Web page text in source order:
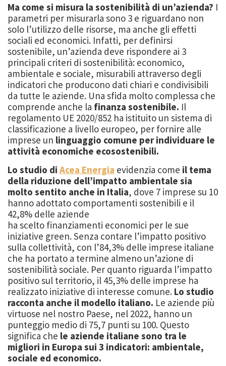
Ma come si misura la sostenibilità di un’azienda? I
parametri per misurarla sono 3 e riguardano non
solo l’utilizzo delle risorse, ma anche gli effetti
sociali ed economici. Infatti, per definirsi
sostenibile, un’azienda deve rispondere ai 3
principali criteri di sostenibilità: economico,
ambientale e sociale, misurabili attraverso degli
indicatori che producono dati chiari e condivisibili
da tutte le aziende. Una sfida molto complessa che
comprende anche la finanza sostenibile. Il
regolamento UE 2020/852 ha istituito un sistema di
classificazione a livello europeo, per fornire alle
imprese un linguaggio comune per individuare le
attività economiche ecosostenibili.
Lo studio di Acea Energia evidenzia come il tema
della riduzione dell’impatto ambientale sia
molto sentito anche in Italia, dove 7 imprese su 10
hanno adottato comportamenti sostenibili e il
42,8% delle aziende
ha scelto finanziamenti economici per le sue
iniziative green. Senza contare l’impatto positivo
sulla collettività, con l’84,3% delle imprese italiane
che ha portato a termine almeno un’azione di
sostenibilità sociale. Per quanto riguarda l’impatto
positivo sul territorio, il 45,3% delle imprese ha
realizzato iniziative di interesse comune. Lo studio
racconta anche il modello italiano. Le aziende più
virtuose nel nostro Paese, nel 2022, hanno un
punteggio medio di 75,7 punti su 100. Questo
significa che le aziende italiane sono tra le
migliori in Europa sui 3 indicatori: ambientale,
sociale ed economico.